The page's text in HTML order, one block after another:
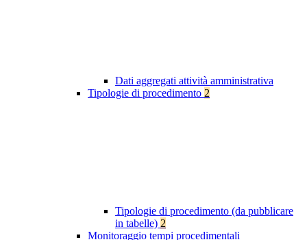
Dati aggregati attività amministrativa
Tipologie di procedimento 2
Tipologie di procedimento (da pubblicare
in tabelle) 2
Monitoraggio tempi procedimentali